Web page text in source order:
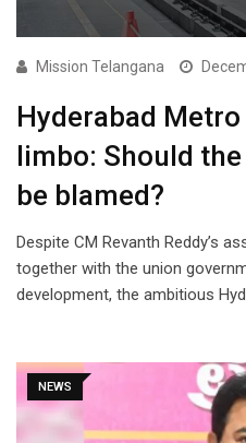
Mission Telangana
Hyderabad
limbo: Should
be blamed?
Despite CM Revanth Reddy’s
together with the union
development, the ambitious
NEWS